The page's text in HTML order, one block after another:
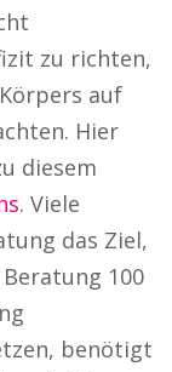
zu richten,
auf
Hier
diesem
. Viele
das Ziel,
100
benötigt